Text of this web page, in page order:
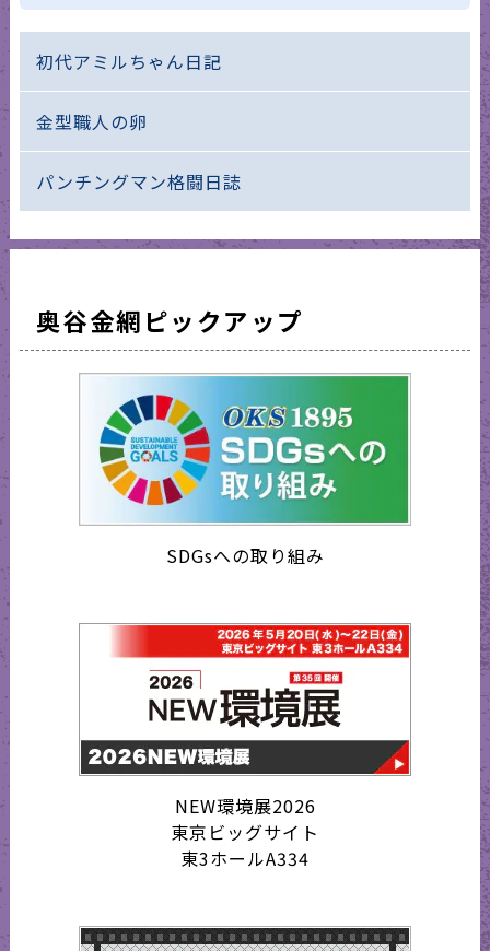
初代アミルちゃん日記
金型職人の卵
パンチングマン格闘日誌
奥谷金網ピックアップ
SDGsへの取り組み
NEW環境展2026
東京ビッグサイト
東3ホールA334